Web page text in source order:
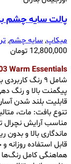
پالت سایه چشم بک
میکاپ,سایه چشم,
12,800,000 تومان
Warm Essentials
شامل ۹ رنگ کاربردی با تناژ گرم
پیگمنت بالا و رنگ
قابلیت بلند شدن
تنوع بافت: مات،
مناسب آرایش نچرال
ماندگاری بالا و بدون
قابل استفاده روزانه
هماهنگی کامل رنگ‌ها